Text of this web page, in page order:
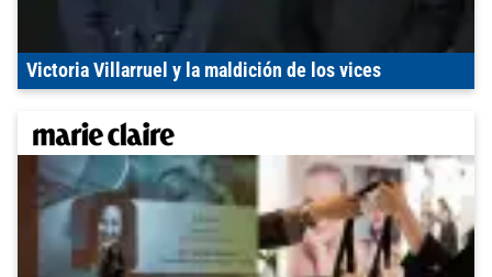
Victoria Villarruel y la maldición de los vices